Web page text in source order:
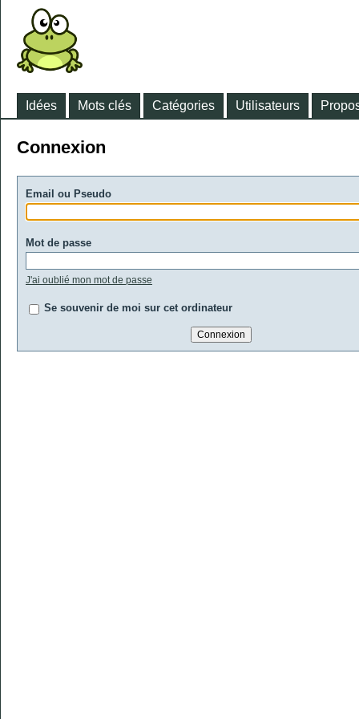
Idées Mots clés Catégories Utilisateurs
Connexion
Email ou Pseudo
Mot de passe
J'ai oublié mon mot de passe
Se souvenir de moi sur cet ordinateur